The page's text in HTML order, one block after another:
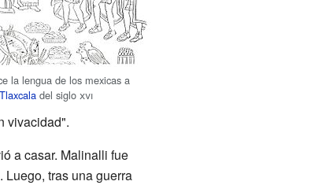
la lengua de los mexicas a
del sigloxvi
vivacidad".
a casar. Malinalli fue
tras una guerra